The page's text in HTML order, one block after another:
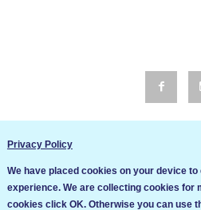
Общи условия
Privacy Policy
We have placed cookies on your device
experience. We are collecting cookies for
cookies click OK. Otherwise you can use
Ние използваме бисквитки за да